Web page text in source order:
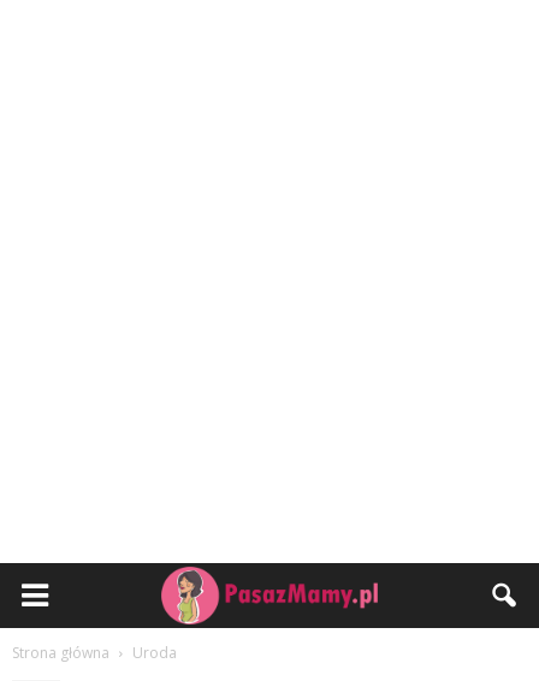
Strona główna Uroda